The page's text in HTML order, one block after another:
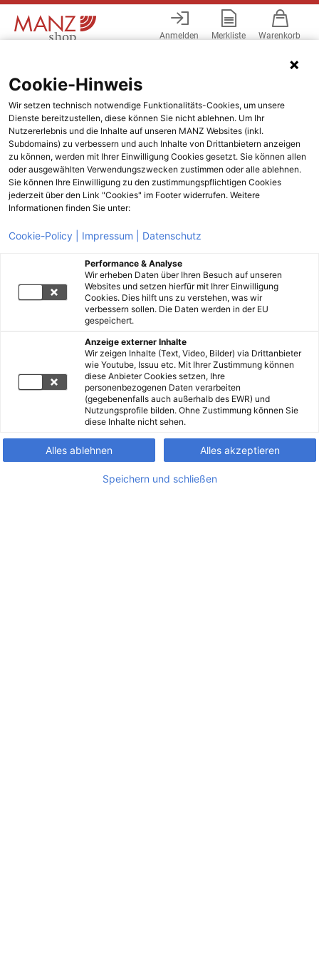
Anmelden Merkliste Warenkorb
Cookie-Hinweis
Wir setzen technisch notwendige Funktionalitäts-Cookies, um unsere
Dienste bereitzustellen, diese können Sie nicht ablehnen. Um Ihr
Nutzererlebnis und die Inhalte auf unseren MANZ Websites (inkl.
Subdomains) zu verbessern und auch Inhalte von Drittanbietern anzeigen
zu können, werden mit Ihrer Einwilligung Cookies gesetzt. Sie können allen
oder ausgewählten Verwendungszwecken zustimmen oder alle ablehnen.
Sie können Ihre Einwilligung zu den zustimmungspflichtigen Cookies
jederzeit über den Link "Cookies" im Footer widerrufen. Weitere
Informationen finden Sie unter:
Cookie-Policy | Impressum | Datenschutz
Performance & Analyse
Wir erheben Daten über Ihren Besuch auf unseren
Websites und setzen hierfür mit Ihrer Einwilligung
Cookies. Dies hilft uns zu verstehen, was wir
verbessern sollen. Die Daten werden in der EU
gespeichert.
Anzeige externer Inhalte
Wir zeigen Inhalte (Text, Video, Bilder) via Drittanbieter
wie Youtube, Issuu etc. Mit Ihrer Zustimmung können
diese Anbieter Cookies setzen, Ihre
personenbezogenen Daten verarbeiten
(gegebenenfalls auch außerhalb des EWR) und
Nutzungsprofile bilden. Ohne Zustimmung können Sie
diese Inhalte nicht sehen.
Alles ablehnen Alles akzeptieren
Speichern und schließen